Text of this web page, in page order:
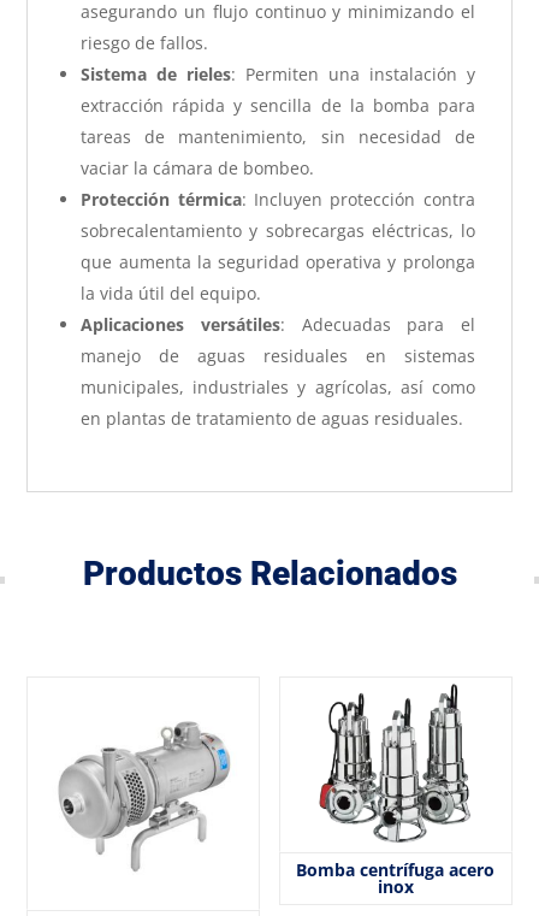
asegurando un flujo continuo y minimizando el
riesgo de fallos.
Sistema de rieles: Permiten una instalación y
extracción rápida y sencilla de la bomba para
tareas de mantenimiento, sin necesidad de
vaciar la cámara de bombeo.
Protección térmica: Incluyen protección contra
sobrecalentamiento y sobrecargas eléctricas, lo
que aumenta la seguridad operativa y prolonga
la vida útil del equipo.
Aplicaciones versátiles: Adecuadas para el
manejo de aguas residuales en sistemas
municipales, industriales y agrícolas, así como
en plantas de tratamiento de aguas residuales.
Productos Relacionados
Bomba centrífuga acero
inox